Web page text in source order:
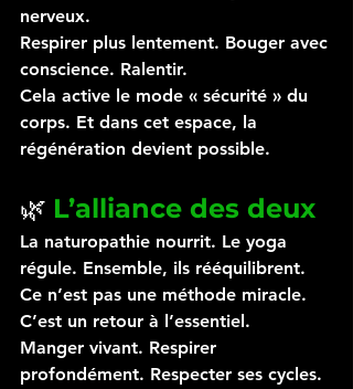
nerveux.
Respirer plus lentement. Bouger avec
conscience. Ralentir.
Cela active le mode « sécurité » du
corps. Et dans cet espace, la
régénération devient possible.
🌿 L’alliance des deux
La naturopathie nourrit. Le yoga
régule. Ensemble, ils rééquilibrent.
Ce n’est pas une méthode miracle.
C’est un retour à l’essentiel.
Manger vivant. Respirer
profondément. Respecter ses cycles.